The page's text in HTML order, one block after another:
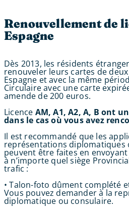
Renouvellement de
Espagne
Dès 2013, les résidents
renouveler leurs cartes de
Espagne et avec la même
Circulaire avec une carte
amende de 200 euros.
Licence AM, A1, A2, A, B ont
dans le cas où vous avez
Il est recommandé que les
représentations diplomatiques
peuvent être faites en
à n’importe quel siège
trafic :
• Talon-foto dûment complété
Vous pouvez demander à la
diplomatique ou consulaire.